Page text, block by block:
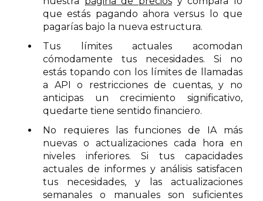
que estás pagando ahora versus lo que
pagarías bajo la nueva estructura.
Tus límites actuales acomodan
cómodamente tus necesidades. Si no
estás topando con los límites de llamadas
a API o restricciones de cuentas, y no
anticipas un crecimiento significativo,
quedarte tiene sentido financiero.
No requieres las funciones de IA más
nuevas o actualizaciones cada hora en
niveles inferiores. Si tus capacidades
actuales de informes y análisis satisfacen
tus necesidades, y las actualizaciones
semanales o manuales son suficientes